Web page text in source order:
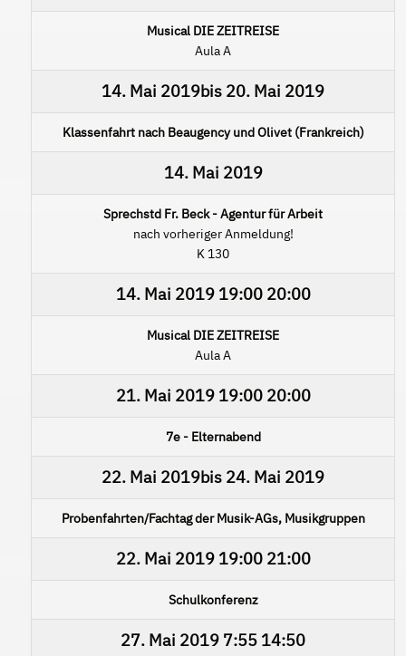
Musical DIE ZEITREISE
Aula A
14. Mai 2019bis 20. Mai 2019
Klassenfahrt nach Beaugency und Olivet (Frankreich)
14. Mai 2019
Sprechstd Fr. Beck - Agentur für Arbeit
nach vorheriger Anmeldung!
K 130
14. Mai 201919:00 20:00
Musical DIE ZEITREISE
Aula A
21. Mai 201919:00 20:00
7e - Elternabend
22. Mai 2019bis 24. Mai 2019
Probenfahrten/Fachtag der Musik-AGs, Musikgruppen
22. Mai 201919:00 21:00
Schulkonferenz
27. Mai 2019 7:55 14:50